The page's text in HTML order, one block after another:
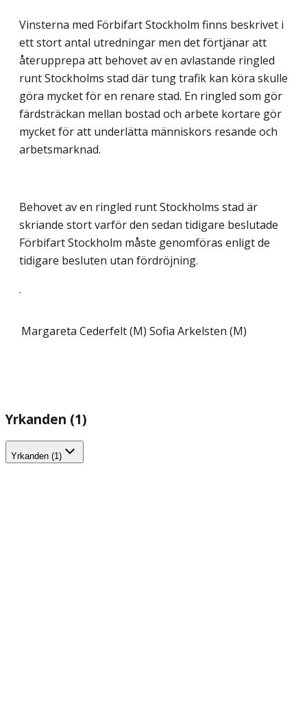
Vinsterna med Förbifart Stockholm finns beskrivet i
ett stort antal utredningar men det förtjänar att
återupprepa att behovet av en avlastande ringled
runt Stockholms stad där tung trafik kan köra skulle
göra mycket för en renare stad. En ringled som gör
färdsträckan mellan bostad och arbete kortare gör
mycket för att underlätta människors resande och
arbetsmarknad.
Behovet av en ringled runt Stockholms stad är
skriande stort varför den sedan tidigare beslutade
Förbifart Stockholm måste genomföras enligt de
tidigare besluten utan fördröjning.
.
Margareta Cederfelt (M) Sofia Arkelsten (M)
Yrkanden (1)
Yrkanden (1)